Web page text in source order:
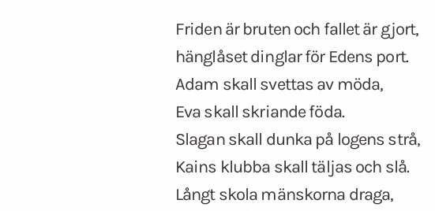
Friden är bruten och fallet är gjort,
hänglåset dinglar för Edens port.
Adam skall svettas av möda,
Eva skall skriande föda.
Slagan skall dunka på logens strå,
Kains klubba skall täljas och slå.
Långt skola mänskorna draga,